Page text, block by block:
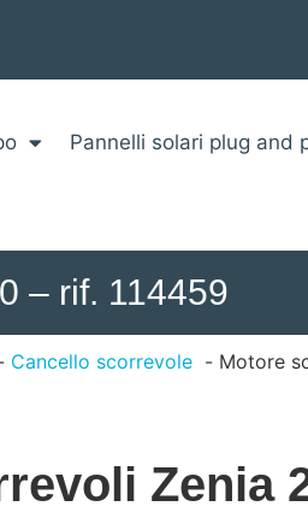
Pannelli solari plug and
– rif. 114459
Cancello scorrevole Motore
Zenia